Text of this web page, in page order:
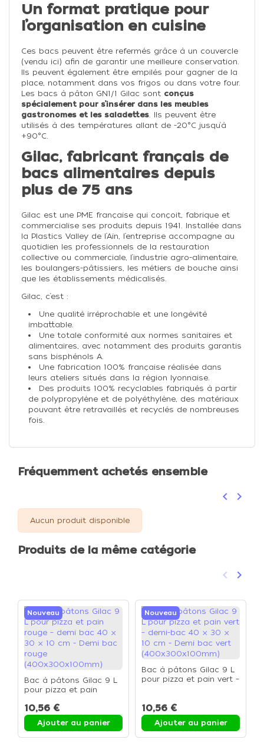
Un format pratique pour
l’organisation en cuisine
Ces bacs peuvent être refermés grâce à un couvercle
(vendu ici) afin de garantir une meilleure conservation.
Ils peuvent également être empilés pour gagner de la
place, notamment dans vos frigos ou dans votre four.
Les bacs à pâton GN1/1 Gilac sont conçus
spécialement pour s’insérer dans les meubles
gastronomes et les saladettes. Ils peuvent être
utilisés à des températures allant de -20°C jusqu’à
+90°C.
Gilac, fabricant français de
bacs alimentaires depuis
plus de 75 ans
Gilac est une PME française qui conçoit, fabrique et
commercialise ses produits depuis 1941. Installée dans
la Plastics Valley de l’Ain, l’entreprise accompagne au
quotidien les professionnels de la restauration
collective ou commerciale, l’industrie agro-alimentaire,
les boulangers-pâtissiers, les métiers de bouche ainsi
que les établissements médicalisés.
Gilac, c’est :
Une qualité irréprochable et une longévité
imbattable.
Une totale conformité aux normes sanitaires et
alimentaires, avec notamment des produits garantis
sans bisphénols A.
Une fabrication 100% française réalisée dans
leurs ateliers situés dans la région lyonnaise.
Des produits 100% recyclables fabriqués à partir
de polypropylène et de polyéthylène, des matériaux
pouvant être retravaillés et recyclés de nombreuses
fois.
Fréquemment achetés ensemble
Précédent
keyboard_arrow_left keyboard_arrow_right
Aucun produit disponible
Produits de la même catégorie
Précédent
keyboard_arrow_left keyboard_arrow_right
Nouveau
Bac à pâtons Gilac 9 L
pour pizza et pain
30 × 10 cm - Demi bac
rouge
(400x300x100mm)
10,56 €
Ajouter au panier
Nouveau
Bac à pâtons Gilac 9 L
pour pizza et pain vert –
(400x300x100mm)
10,56 €
Ajouter au panier